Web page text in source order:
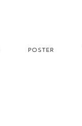
POSTER